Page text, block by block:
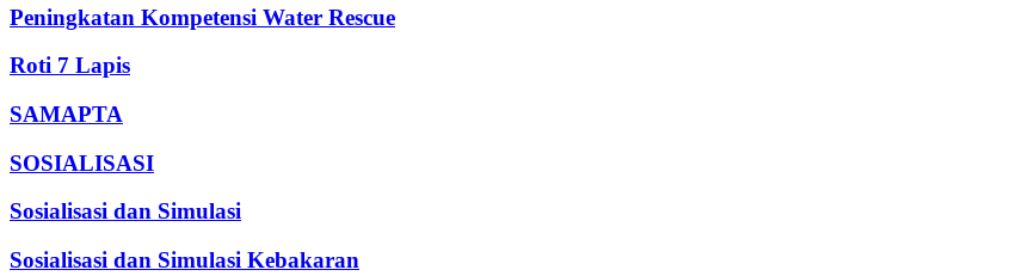
Peningkatan Kompetensi Water Rescue
Roti 7 Lapis
SAMAPTA
SOSIALISASI
Sosialisasi dan Simulasi
Sosialisasi dan Simulasi Kebakaran